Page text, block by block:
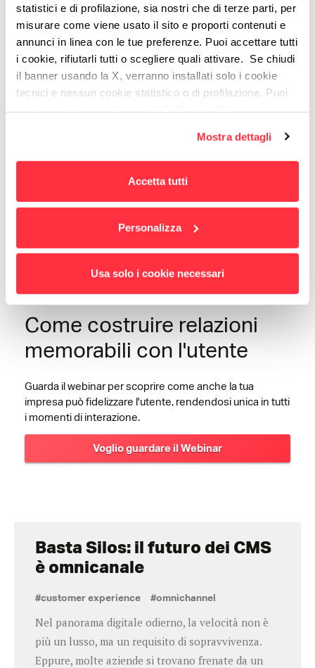
statistici e di profilazione, sia nostri che di terze parti, per
misurare come viene usato il sito e proporti contenuti e
annunci in linea con le tue preferenze. Puoi accettare tutti
i cookie, rifiutarli tutti o scegliere quali attivare. Se chiudi
il banner usando la X, verranno installati solo i cookie
tecnici e nessun cookie statistico o di profilazione. Puoi
Mostra dettagli
Accetta tutti
Personalizza
Usa solo i cookie necessari
iPhone prepara cupcake e cura i suoi blog (ma a quel punto
ha già riacceso i device!).
Scopri cos'è la Customer
Experience
Come costruire relazioni
memorabili con l'utente
Guarda il webinar per scoprire come anche la tua
impresa può fidelizzare l'utente, rendendosi unica in tutti
i momenti di interazione.
Voglio guardare il Webinar
Basta Silos: il futuro dei CMS
è omnicanale
#customer experience #omnichannel
Nel panorama digitale odierno, la velocità non è
più un lusso, ma un requisito di sopravvivenza.
Eppure, molte aziende si trovano frenate da un